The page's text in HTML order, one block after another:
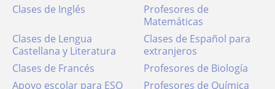
Clases de Inglés
Profesores de
Matemáticas
Clases de Lengua
Castellana y Literatura
Clases de Español para
extranjeros
Clases de Francés
Profesores de Biología
Apoyo escolar para ESO
Profesores de Química